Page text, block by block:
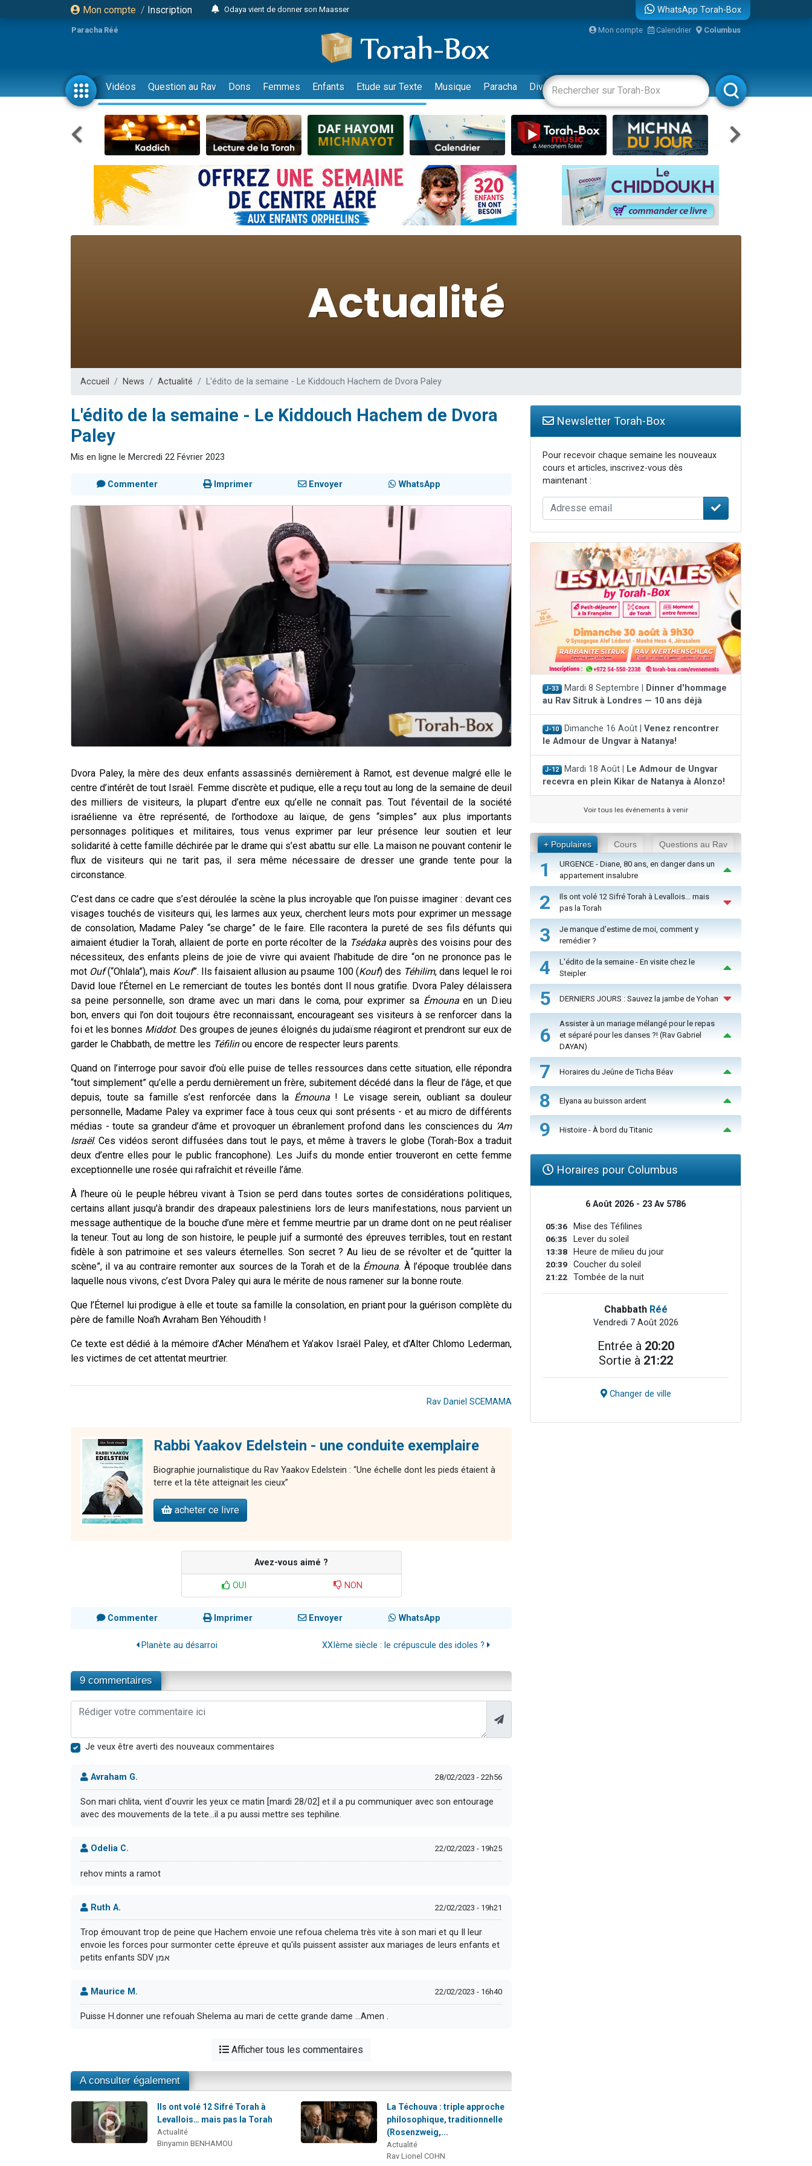
Mon compte / Inscription
Odaya vient de donner son Maasser
3 personnes viennent de faire un don pour Diane, 80 ans, dans un appartement insalubre
2 personnes viennent de nous rejoindre sur WhatsApp
13 personnes viennent de demander une bénédiction
12 nouvelles musiques dans Torah-Box Music
30 personnes viennent de faire un don pour Sauvez la jambe de Yohan
Il reste 49 places pour étudier en groupe sur Zoom
3 personnes viennent de nous rejoindre sur WhatsApp
2 personnes viennent de nous rejoindre sur WhatsApp
3 personnes viennent de nous rejoindre sur WhatsApp
2 nouvelles musiques dans Torah-Box Music
8 personnes viennent de faire un don pour Tsédaka : pauvres d'Israel
Il reste 49 places pour étudier en groupe sur Zoom
Nathaniel vient de donner son Maasser
WhatsApp Torah-Box
Paracha Réé Mon compte Calendrier Columbus
Vidéos Question au Rav Dons Femmes Enfants Etude sur Texte Musique Paracha Divertissements Livres Rabbanim
Accueil News Actualité L'édito de la semaine - Le Kiddouch Hachem de Dvora Paley
L'édito de la semaine - Le Kiddouch Hachem de Dvora
Paley
Mis en ligne le Mercredi 22 Février 2023
Commenter Imprimer Envoyer WhatsApp
Dvora Paley, la mère des deux enfants assassinés dernièrement à Ramot, est devenue malgré elle le
centre d’intérêt de tout Israël. Femme discrète et pudique, elle a reçu tout au long de la semaine de deuil
des milliers de visiteurs, la plupart d’entre eux qu’elle ne connaît pas. Tout l’éventail de la société
israélienne va être représenté, de l’orthodoxe au laïque, de gens “simples” aux plus importants
personnages politiques et militaires, tous venus exprimer par leur présence leur soutien et leur
solidarité à cette famille déchirée par le drame qui s’est abattu sur elle. La maison ne pouvant contenirle
flux de visiteurs qui ne tarit pas, il sera même nécessaire de dresser une grande tente pour la
circonstance.
C’est dans ce cadre que s’est déroulée la scène la plus incroyable que l’on puisse imaginer : devant ces
visages touchés de visiteurs qui, les larmes aux yeux, cherchent leurs mots pour exprimer un message
de consolation, Madame Paley “se charge” de le faire. Elle racontera la pureté de ses fils défunts qui
aimaient étudier la Torah, allaient de porte en porte récolter de la Tsédaka auprès des voisins pour des
nécessiteux, des enfants pleins de joie de vivre qui avaient l’habitude de dire “on ne prononce pas le
mot Ouf(“Ohlala”), mais Kouf”. Ils faisaient allusion au psaume 100 (Kouf) des Téhilim, dans lequel le roi
David loue l’Éternel en Le remerciant de toutes les bontés dont Il nous gratifie. Dvora Paley délaissera
sa peine personnelle, son drame avec un mari dans le coma, pour exprimer sa Émounaen un D.ieu
bon, envers qui l’on doit toujours être reconnaissant, encourageant ses visiteurs à se renforcer dans la
foi et les bonnes Middot. Des groupes de jeunes éloignés du judaïsme réagiront et prendront sur eux de
garder le Chabbath, de mettre les Téfilinou encore de respecter leurs parents.
Quand on l’interroge pour savoir d’où elle puise de telles ressources dans cette situation, elle répondra
“tout simplement” qu’elle a perdu dernièrement un frère, subitement décédé dans la fleur de l’âge, et que
depuis, toute sa famille s’est renforcée dans la Émouna! Le visage serein, oubliant sa douleur
personnelle, Madame Paley va exprimer face à tous ceux qui sont présents - et au micro de différents
médias - toute sa grandeur d’âme et provoquer un ébranlement profond dans les consciences du ‘Am
Israël. Ces vidéos seront diffusées dans tout le pays, et même à travers le globe (Torah-Box a traduit
deux d’entre elles pour le public francophone). Les Juifs du monde entier trouveront en cette femme
exceptionnelle une rosée qui rafraîchit et réveille l’âme.
À l’heure où le peuple hébreu vivant à Tsion se perd dans toutes sortes de considérations politiques,
certains allant jusqu'à brandir des drapeaux palestiniens lors de leurs manifestations, nous parvient un
message authentique de la bouche d’une mère et femme meurtrie par un drame dont on ne peut réaliser
la teneur. Tout au long de son histoire, le peuple juif a surmonté des épreuves terribles, tout en restant
fidèle à son patrimoine et ses valeurs éternelles. Son secret ? Au lieu de se révolter et de “quitter la
scène”, il va au contraire remonter aux sources de la Torah et de la Émouna. À l’époque troublée dans
laquelle nous vivons, c’est Dvora Paley qui aura le mérite de nous ramener sur la bonne route.
Que l’Éternel lui prodigue à elle et toute sa famille la consolation, en priant pour la guérison complète du
père de famille Noa’h Avraham Ben Yéhoudith !
Ce texte est dédié à la mémoire d’Acher Ména’hem et Ya’akov Israël Paley, et d’Alter Chlomo Lederman,
les victimes de cet attentat meurtrier.
Rav Daniel SCEMAMA
Rabbi Yaakov Edelstein - une conduite exemplaire
Biographie journalistique du Rav Yaakov Edelstein : “Une échelle dont les pieds étaient à
terre et la tête atteignait les cieux”
acheter ce livre
Avez-vous aimé ?
OUI NON
Commenter Imprimer Envoyer WhatsApp
Planète au désarroi XXIème siècle : le crépuscule des idoles ?
9 commentaires
Je veux être averti des nouveaux commentaires
Avraham G. 28/02/2023 - 22h56
Son mari chlita, vient d'ouvrir les yeux ce matin [mardi 28/02] et il a pu communiquer avec son entourage
avec des mouvements de la tete...il a pu aussi mettre ses tephiline.
Odelia C. 22/02/2023 - 19h25
rehov mints a ramot
Ruth A. 22/02/2023 - 19h21
Trop émouvant trop de peine que Hachem envoie une refoua chelema très vite à son mari et qu Il leur
envoie les forces pour surmonter cette épreuve et qu'ils puissent assister aux mariages de leurs enfants et
petits enfants SDV אמן
Maurice M. 22/02/2023 - 16h40
Puisse H.donner une refouah Shelema au mari de cette grande dame ...Amen .
Afficher tous les commentaires
A consulter également
Ils ont volé 12 Sifré Torah à
Levallois… mais pas la Torah
Actualité
Binyamin BENHAMOU
La Téchouva : triple approche
philosophique, traditionnelle
(Rosenzweig,...
Actualité
Rav Lionel COHN
Newsletter Torah-Box
Pour recevoir chaque semaine les nouveaux
cours et articles, inscrivez-vous dès
maintenant :
J-33 Mardi 8 Septembre |
Dinner d'hommage
au Rav Sitruk à Londres — 10 ans déjà
J-10 Dimanche 16 Août | Venez rencontrer
le Admour de Ungvar à Natanya!
J-12 Mardi 18 Août |
Le Admour de Ungvar
recevra en plein Kikar de Natanya à Alonzo!
Voir tous les événements à venir
+ Populaires Cours Questions au Rav
1
URGENCE - Diane, 80 ans, en danger dans un
appartement insalubre
2
Ils ont volé 12 Sifré Torah à Levallois… mais
pas la Torah
3
Je manque d'estime de moi, comment y
remédier ?
4
L'édito de la semaine - En visite chez le
Steipler
5 DERNIERS JOURS : Sauvez la jambe de Yohan
6
Assister à un mariage mélangé pour le repas
et séparé pour les danses ?! (Rav Gabriel
DAYAN)
7 Horaires du Jeûne de Ticha Béav
8 Elyana au buisson ardent
9 Histoire - À bord du Titanic
Horaires pour Columbus
6 Août 2026 - 23 Av 5786
05:36 Mise des Téfilines
06:35 Lever du soleil
13:38 Heure de milieu du jour
20:39 Coucher du soleil
21:22 Tombée de la nuit
Chabbath Réé
Vendredi 7 Août 2026
Entrée à 20:20
Sortie à 21:22
Changer de ville